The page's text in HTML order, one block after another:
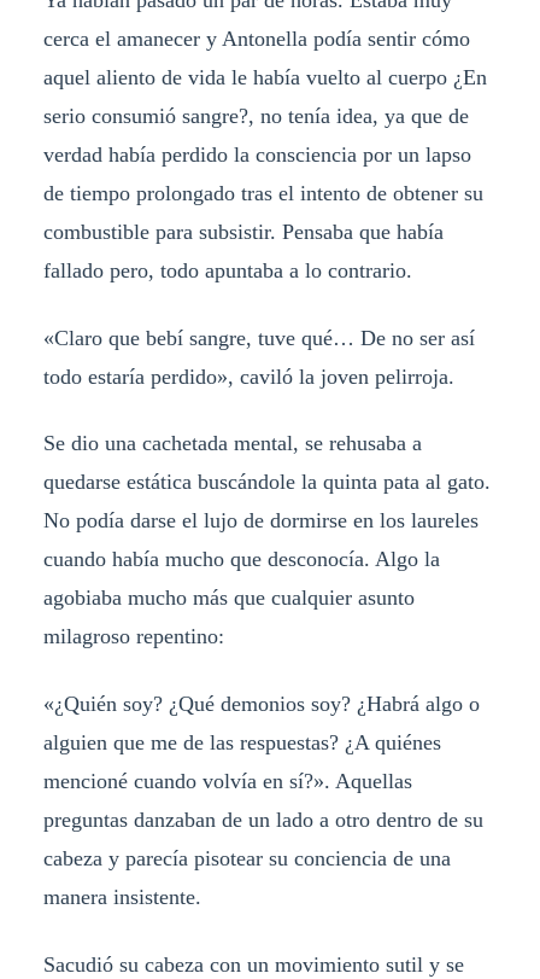
cerca el amanecer y Antonella podía sentir cómo
aquel aliento de vida le había vuelto al cuerpo ¿En
serio consumió sangre?, no tenía idea, ya que de
verdad había perdido la consciencia por un lapso
de tiempo prolongado tras el intento de obtener su
combustible para subsistir. Pensaba que había
fallado pero, todo apuntaba a lo contrario.
«Claro que bebí sangre, tuve qué… De no ser así
todo estaría perdido», caviló la joven pelirroja.
Se dio una cachetada mental, se rehusaba a
quedarse estática buscándole la quinta pata al gato.
No podía darse el lujo de dormirse en los laureles
cuando había mucho que desconocía. Algo la
agobiaba mucho más que cualquier asunto
milagroso repentino:
«¿Quién soy? ¿Qué demonios soy? ¿Habrá algo o
alguien que me de las respuestas? ¿A quiénes
mencioné cuando volvía en sí?». Aquellas
preguntas danzaban de un lado a otro dentro de su
cabeza y parecía pisotear su conciencia de una
manera insistente.
Sacudió su cabeza con un movimiento sutil y se